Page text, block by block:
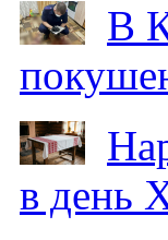
В
в день